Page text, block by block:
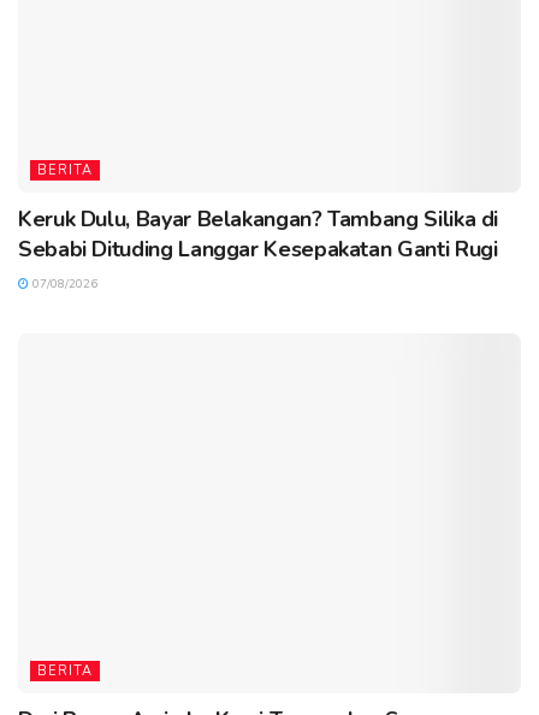
BERITA
Keruk Dulu, Bayar Belakangan? Tambang Silika di
Sebabi Dituding Langgar Kesepakatan Ganti Rugi
07/08/2026
BERITA